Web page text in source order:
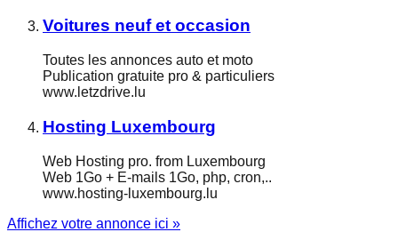
Voitures neuf et occasion
Toutes les annonces auto et moto
Publication gratuite pro & particuliers
www.letzdrive.lu
Hosting Luxembourg
Web Hosting pro. from Luxembourg
Web 1Go + E-mails 1Go, php, cron,..
www.hosting-luxembourg.lu
Affichez votre annonce ici »